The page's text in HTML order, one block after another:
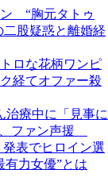
“胸元タトゥ
股疑惑と離婚経
ロな花柄ワンピ
経てオファー殺
療中に「見事に
ファン声援
表でヒロイン選
力女優”とは